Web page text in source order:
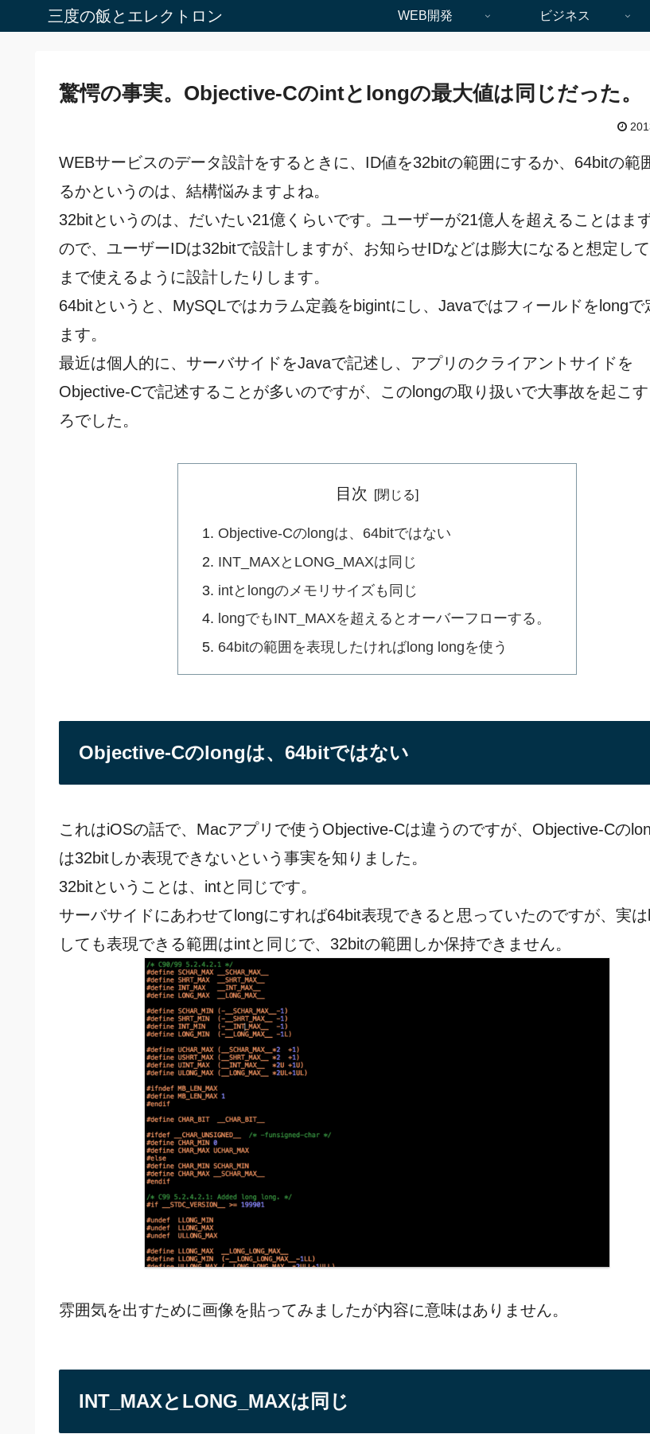
三度の飯とエレクトロン WEB開発 ビジネス
驚愕の事実。Objective-Cのintとlongの最大値は同じだった。
WEBサービスのデータ設計をするときに、ID値を32bitの範囲にするか、64bitの範
るかというのは、結構悩みますよね。
32bitというのは、だいたい21億くらいです。ユーザーが21億人を超えることはま
ので、ユーザーIDは32bitで設計しますが、お知らせIDなどは膨大になると想定し
まで使えるように設計したりします。
64bitというと、MySQLではカラム定義をbigintにし、Javaではフィールドをlongで
ます。
最近は個人的に、サーバサイドをJavaで記述し、アプリのクライアントサイドを
Objective-Cで記述することが多いのですが、このlongの取り扱いで大事故を起こす
ろでした。
目次
Objective-Cのlongは、64bitではない
INT_MAXとLONG_MAXは同じ
intとlongのメモリサイズも同じ
longでもINT_MAXを超えるとオーバーフローする。
64bitの範囲を表現したければlong longを使う
Objective-Cのlongは、64bitではない
これはiOSの話で、Macアプリで使うObjective-Cは違うのですが、Objective-Cの
は32bitしか表現できないという事実を知りました。
32bitということは、intと同じです。
サーバサイドにあわせてlongにすれば64bit表現できると思っていたのですが、実は
しても表現できる範囲はintと同じで、32bitの範囲しか保持できません。
雰囲気を出すために画像を貼ってみましたが内容に意味はありません。
INT_MAXとLONG_MAXは同じ